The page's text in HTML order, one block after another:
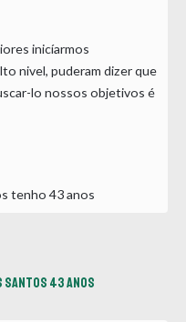
inicíarmos
nivel, puderam dizer que
lo nossos objetivos é
tenho 43 anos
Santos 43 anos